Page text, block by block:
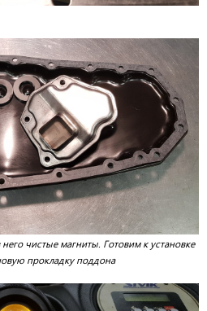
чистые магниты. Готовим к установке
прокладку поддона